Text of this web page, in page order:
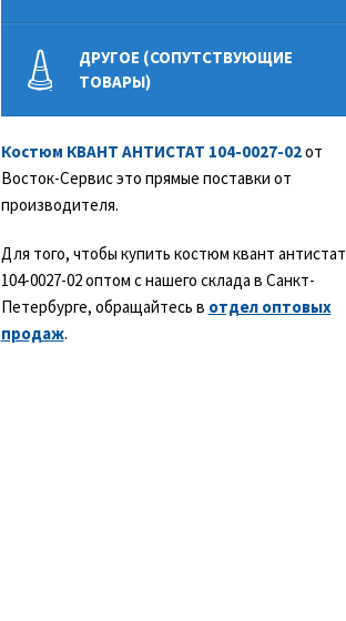
ДРУГОЕ (СОПУТСТВУЮЩИЕ
ТОВАРЫ)
Костюм КВАНТ АНТИСТАТ 104-0027-02от
Восток-Сервис это прямые поставки от
производителя.
Для того, чтобы купить костюм квант антистат
104-0027-02 оптом с нашего склада в Санкт-
Петербурге, обращайтесь в отдел оптовых
продаж.